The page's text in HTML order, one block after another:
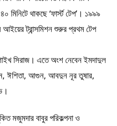
মিনিটে থাকছে ‘ফার্স্ট টেপ’। ১৯৯৯
আইয়ের ট্রান্সমিশন শুরুর প্রথম টেপ
সিরাজ। এতে অংশ নেবেন ইমদাদুল
ঈশিতা, আগুন, আবদুন নূর তুষার,
মজুমদার বাবুর পরিকল্পনা ও